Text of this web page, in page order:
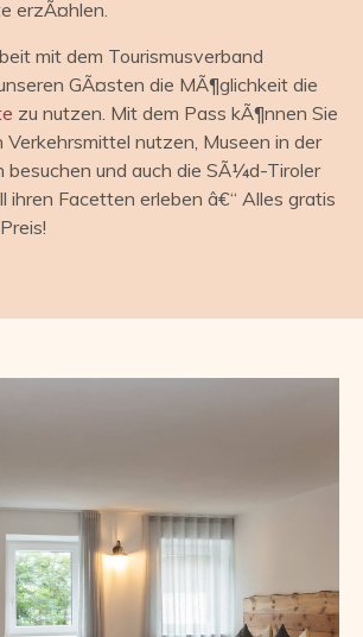
erzÃ¤hlen.
mit dem Tourismusverband
GÃ¤sten die MÃ¶glichkeit die
zu nutzen. Mit dem Pass kÃ¶nnen Sie
nutzen, Museen in der
besuchen und auch die SÃ¼d-Tiroler
ihren Facetten erleben â€“ Alles gratis